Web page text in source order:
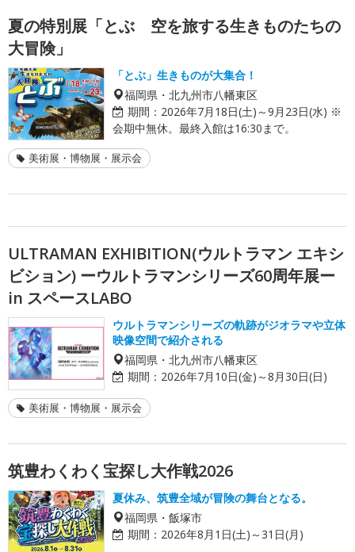
夏の特別展「とぶ 空を旅する生きものたちの
大冒険」
「とぶ」生きものが大集合！
福岡県・北九州市八幡東区
期間： 2026年7月18日(土)～9月23日(水) ※
会期中無休。最終入館は16:30まで。
美術展・博物展・展示会
ULTRAMAN EXHIBITION(ウルトラマン エキシ
ビション) ーウルトラマンシリーズ60周年展ー
in スペースLABO
ウルトラマンシリーズの軌跡がジオラマや立体
映像空間で紹介される
福岡県・北九州市八幡東区
期間： 2026年7月10日(金)～8月30日(日)
美術展・博物展・展示会
筑豊わくわく宝探し大作戦2026
夏休み、筑豊全域が冒険の舞台となる。
福岡県・飯塚市
期間： 2026年8月1日(土)～31日(月)